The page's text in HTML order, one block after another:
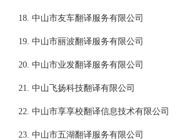
18. 中山市友车翻译服务有限公司
19. 中山市丽波翻译服务有限公司
20. 中山市业发翻译服务有限公司
21. 中山飞扬科技翻译有限公司
22. 中山市享享校翻译信息技术有限公司
23. 中山市五湖翻译服务有限公司